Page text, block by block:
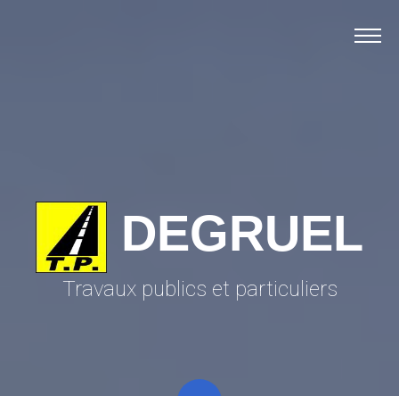
DEGRUEL
Travaux publics et particuliers